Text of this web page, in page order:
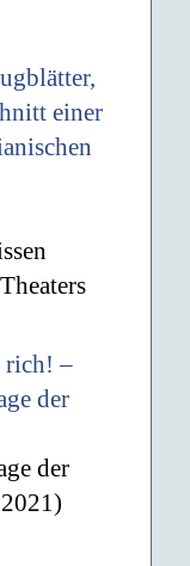
einer
rich! –
der
der